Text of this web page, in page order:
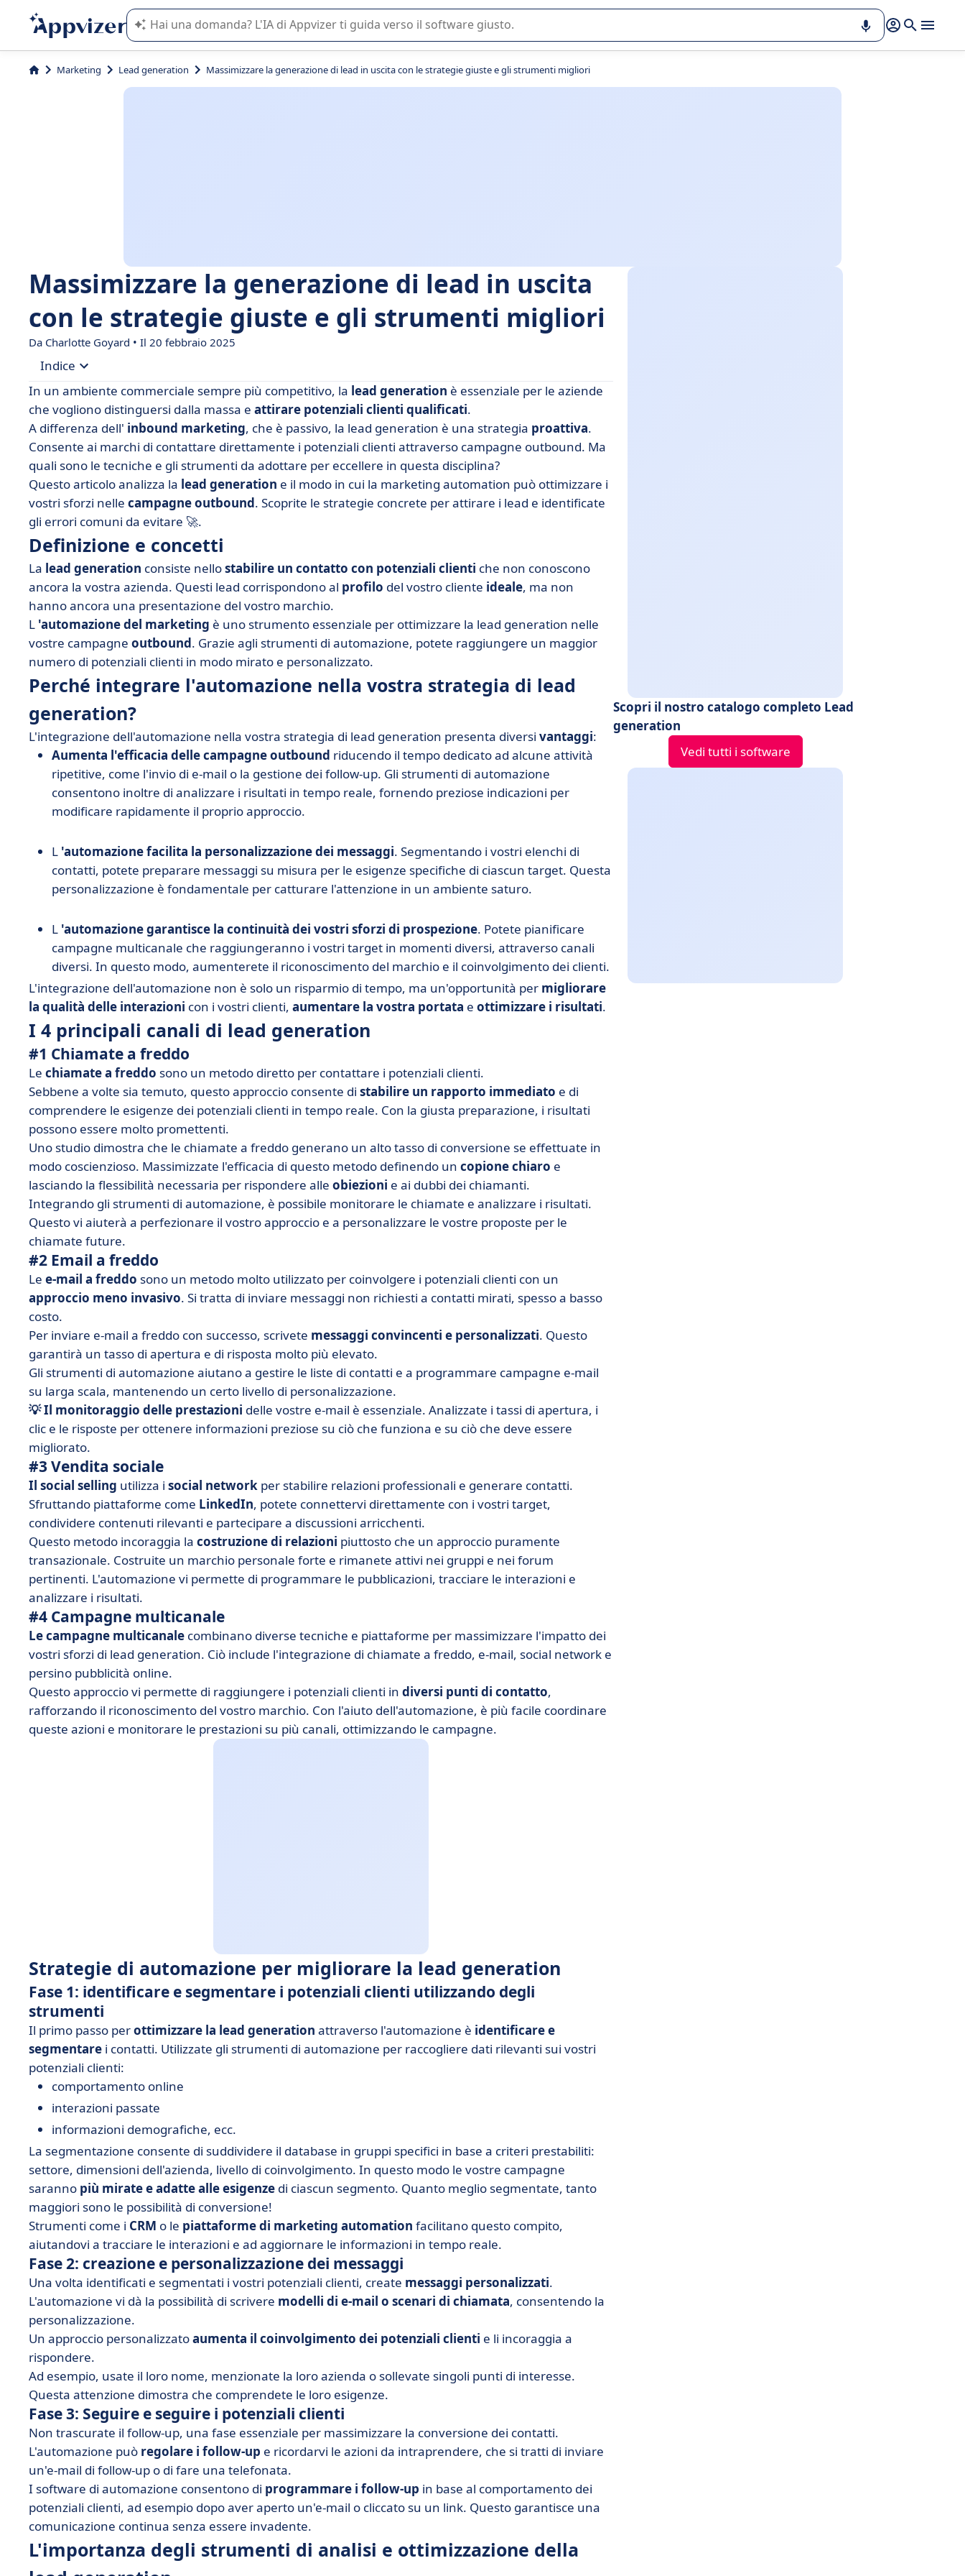
L'IA di Appvizer vi guida nell'utilizzo o nella scelta di un software SaaS per la vostra azienda.
Marketing Lead generation Massimizzare la generazione di lead in uscita con le strategie giuste e gli strumenti migliori
Massimizzare la generazione di lead in uscita
con le strategie giuste e gli strumenti migliori
Da Charlotte Goyard • Il 20 febbraio 2025
Indice
• Definizione e concetti
• Perché integrare l'automazione nella vostra strategia di lead generation?
• I 4 principali canali di lead generation
• Strategie di automazione per migliorare la lead generation
• L'importanza degli strumenti di analisi e ottimizzazione della lead generation
• Errori comuni da evitare quando si automatizza la lead generation
• Massimizzate l'efficacia della vostra lead generation con la marketing automation!
In un ambiente commerciale sempre più competitivo, la lead generation è essenziale per le aziende
che vogliono distinguersi dalla massa e attirare potenziali clienti qualificati.
A differenza dell' inbound marketing, che è passivo, la lead generation è una strategia proattiva.
Consente ai marchi di contattare direttamente i potenziali clienti attraverso campagne outbound. Ma
quali sono le tecniche e gli strumenti da adottare per eccellere in questa disciplina?
Questo articolo analizza la lead generation e il modo in cui la marketing automation può ottimizzare i
vostri sforzi nelle campagne outbound. Scoprite le strategie concrete per attirare i lead e identificate
gli errori comuni da evitare 🚀.
Definizione e concetti
La lead generation consiste nellostabilire un contatto con potenziali clienti che non conoscono
ancora la vostra azienda. Questi lead corrispondono al profilo del vostro cliente ideale, ma non
hanno ancora una presentazione del vostro marchio.
L 'automazione del marketing è uno strumento essenziale per ottimizzare la lead generation nelle
vostre campagne outbound. Grazie agli strumenti di automazione, potete raggiungere un maggior
numero di potenziali clienti in modo mirato e personalizzato.
Perché integrare l'automazione nella vostra strategia di lead
generation?
L'integrazione dell'automazione nella vostra strategia di lead generation presenta diversi vantaggi:
Aumenta l'efficacia delle campagne outbound riducendo il tempo dedicato ad alcune attività
ripetitive, come l'invio di e-mail o la gestione dei follow-up. Gli strumenti di automazione
consentono inoltre di analizzare i risultati in tempo reale, fornendo preziose indicazioni per
modificare rapidamente il proprio approccio.
L 'automazione facilita la personalizzazione dei messaggi. Segmentando i vostri elenchi di
contatti, potete preparare messaggi su misura per le esigenze specifiche di ciascun target. Questa
personalizzazione è fondamentale per catturare l'attenzione in un ambiente saturo.
L 'automazione garantisce la continuità dei vostri sforzi di prospezione. Potete pianificare
campagne multicanale che raggiungeranno i vostri target in momenti diversi, attraverso canali
diversi. In questo modo, aumenterete il riconoscimento del marchio e il coinvolgimento dei clienti.
L'integrazione dell'automazione non è solo un risparmio di tempo, ma un'opportunità per migliorare
la qualità delle interazioni con i vostri clienti, aumentare la vostra portata e ottimizzare i risultati.
I 4 principali canali di lead generation
#1 Chiamate a freddo
Le chiamate a freddo sono un metodo diretto per contattare i potenziali clienti.
Sebbene a volte sia temuto, questo approccio consente di stabilire un rapporto immediato e di
comprendere le esigenze dei potenziali clienti in tempo reale. Con la giusta preparazione, i risultati
possono essere molto promettenti.
Uno studio dimostra che le chiamate a freddo generano un alto tasso di conversione se effettuate in
modo coscienzioso. Massimizzate l'efficacia di questo metodo definendo un copione chiaro e
lasciando la flessibilità necessaria per rispondere alle obiezioni e ai dubbi dei chiamanti.
Integrando gli strumenti di automazione, è possibile monitorare le chiamate e analizzare i risultati.
Questo vi aiuterà a perfezionare il vostro approccio e a personalizzare le vostre proposte per le
chiamate future.
#2 Email a freddo
Le e-mail a freddo sono un metodo molto utilizzato per coinvolgere i potenziali clienti con un
approccio meno invasivo. Si tratta di inviare messaggi non richiesti a contatti mirati, spesso a basso
costo.
Per inviare e-mail a freddo con successo, scrivete messaggi convincenti e personalizzati. Questo
garantirà un tasso di apertura e di risposta molto più elevato.
Gli strumenti di automazione aiutano a gestire le liste di contatti e a programmare campagne e-mail
su larga scala, mantenendo un certo livello di personalizzazione.
💡 Il monitoraggio delle prestazioni delle vostre e-mail è essenziale. Analizzate i tassi di apertura, i
clic e le risposte per ottenere informazioni preziose su ciò che funziona e su ciò che deve essere
migliorato.
#3 Vendita sociale
Il social selling utilizza i social network per stabilire relazioni professionali e generare contatti.
Sfruttando piattaforme come LinkedIn, potete connettervi direttamente con i vostri target,
condividere contenuti rilevanti e partecipare a discussioni arricchenti.
Questo metodo incoraggia la costruzione di relazioni piuttosto che un approccio puramente
transazionale. Costruite un marchio personale forte e rimanete attivi nei gruppi e nei forum
pertinenti. L'automazione vi permette di programmare le pubblicazioni, tracciare le interazioni e
analizzare i risultati.
#4 Campagne multicanale
Le campagne multicanale combinano diverse tecniche e piattaforme per massimizzare l'impatto dei
vostri sforzi di lead generation. Ciò include l'integrazione di chiamate a freddo, e-mail, social network e
persino pubblicità online.
Questo approccio vi permette di raggiungere i potenziali clienti in diversi punti di contatto,
rafforzando il riconoscimento del vostro marchio. Con l'aiuto dell'automazione, è più facile coordinare
queste azioni e monitorare le prestazioni su più canali, ottimizzando le campagne.
Strategie di automazione per migliorare la lead generation
Fase 1: identificare e segmentare i potenziali clienti utilizzando degli
strumenti
Il primo passo perottimizzare la lead generation attraverso l'automazione è identificare e
segmentare i contatti. Utilizzate gli strumenti di automazione per raccogliere dati rilevanti sui vostri
potenziali clienti:
comportamento online
interazioni passate
informazioni demografiche, ecc.
La segmentazione consente di suddividere il database in gruppi specifici in base a criteri prestabiliti:
settore, dimensioni dell'azienda, livello di coinvolgimento. In questo modo le vostre campagne
saranno più mirate e adatte alle esigenze di ciascun segmento. Quanto meglio segmentate, tanto
maggiori sono le possibilità di conversione!
Strumenti come i CRM o le piattaforme di marketing automation facilitano questo compito,
aiutandovi a tracciare le interazioni e ad aggiornare le informazioni in tempo reale.
Fase 2: creazione e personalizzazione dei messaggi
Una volta identificati e segmentati i vostri potenziali clienti, create messaggi personalizzati.
L'automazione vi dà la possibilità di scrivere modelli di e-mail o scenari di chiamata, consentendo la
personalizzazione.
Un approccio personalizzatoaumenta il coinvolgimento dei potenziali clienti e li incoraggia a
rispondere.
Ad esempio, usate il loro nome, menzionate la loro azienda o sollevate singoli punti di interesse.
Questa attenzione dimostra che comprendete le loro esigenze.
Fase 3: Seguire e seguire i potenziali clienti
Non trascurate il follow-up, una fase essenziale per massimizzare la conversione dei contatti.
L'automazione può regolare i follow-up e ricordarvi le azioni da intraprendere, che si tratti di inviare
un'e-mail di follow-up o di fare una telefonata.
I software di automazione consentono di programmare i follow-up in base al comportamento dei
potenziali clienti, ad esempio dopo aver aperto un'e-mail o cliccato su un link. Questo garantisce una
comunicazione continua senza essere invadente.
L'importanza degli strumenti di analisi e ottimizzazione della
Scopri il nostro catalogo completo Lead
generation
Vedi tutti i software